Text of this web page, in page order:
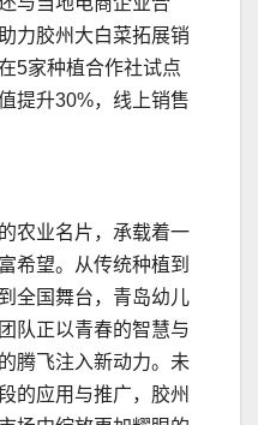
力胶州大白菜拓展销
5家种植合作社试点
提升30%，线上销售
农业名片，承载着一
希望。从传统种植到
全国舞台，青岛幼儿
队正以青春的智慧与
腾飞注入新动力。未
的应用与推广，胶州